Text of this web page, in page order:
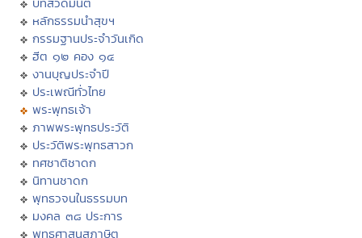
หลักธรรมนำสุขฯ
กรรมฐานประจำวันเกิด
ฮีต ๑๒ คอง ๑๔
งานบุญประจำปี
ประเพณีทั่วไทย
พระพุทธเจ้า
ภาพพระพุทธประวัติ
ประวัติพระพุทธสาวก
ทศชาติชาดก
นิทานชาดก
พุทธวจนในธรรมบท
มงคล ๓๘ ประการ
พุทธศาสนสุภาษิต